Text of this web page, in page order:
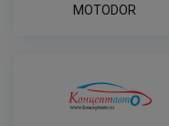
MOTODOR